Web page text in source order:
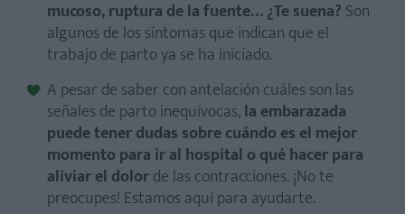
mucoso, ruptura de la fuente… ¿Te suena? Son
algunos de los síntomas que indican que el
trabajo de parto ya se ha iniciado.
A pesar de saber con antelación cuáles son las
señales de parto inequívocas,la embarazada
puede tener dudas sobre cuándo es el mejor
momento para ir al hospital o qué hacer para
aliviar el dolorde las contracciones. ¡No te
preocupes! Estamos aquí para ayudarte.